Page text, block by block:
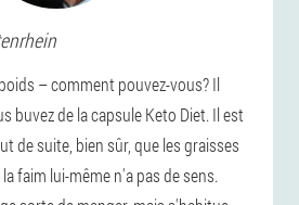
– comment pouvez-vous? Il
buvez de la capsule Keto Diet. Il est
de suite, bien sûr, que les graisses
faim lui-même n'a pas de sens.